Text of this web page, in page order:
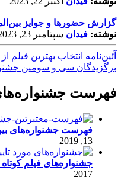
گزارش حضورها و جوایز
نوشته: فیدان سپتامبر 23, 2023
آئین‌نامه انتخاب بهترین فیلم
برگزیدگان سی و سومین
فهرست
فهرست جشنواره‌های
13, 2019
جشنواره‌های فیلم کوتاه
2017